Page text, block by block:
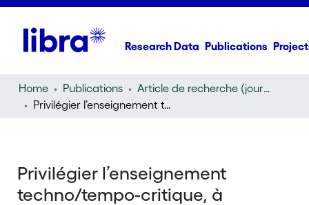
Research Data Publications
Home Publications
Article de recherche (journal article)
Privilégier l’enseignement techno/tempo-critique, à l’université comme ailleurs
Privilégier l’enseignement
techno/tempo-critique, à